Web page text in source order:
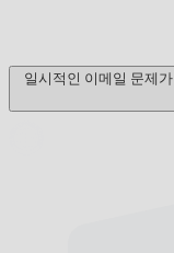
일시적인 이메일 문제